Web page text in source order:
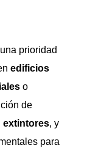
prioridad
edificios
o
de
extintores, y
para